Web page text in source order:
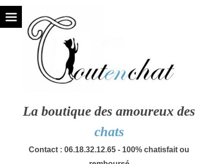
La boutique des amoureux des
chats
Contact : 06.18.32.12.65 - 100% chatisfait ou